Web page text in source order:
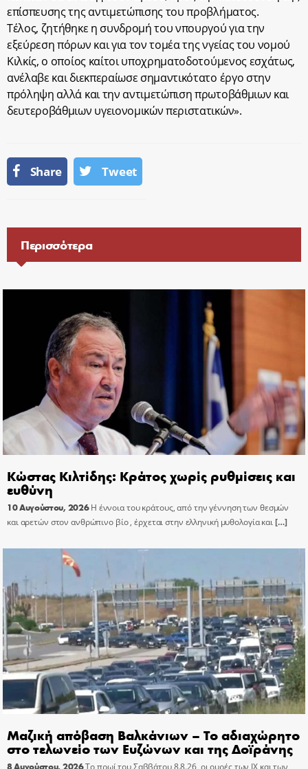
επίσπευσης της αντιμετώπισης του προβλήματος.
Τέλος, ζητήθηκε η συνδρομή του νπουργού για την
εξεύρεση πόρων και για τον τομέα της νγείας του νομού
Κιλκίς, ο οποίος καίτοι υποχρηματοδοτούμενος εσχάτως,
ανέλαβε και διεκπεραίωσε σημαντικότατο έργο στην
πρόληψη αλλά και την αντιμετώπιση πρωτοβάθμιων και
δευτεροβάθμιων υγειονομικών περιστατικών».
Share Tweet
Περισσότερα
Κώστας Κιλτίδης: Κράτος χωρίς ρυθμίσεις και
ευθύνη
10 Αυγούστου, 2026 Η έννοια του κράτους, από την γέννηση των θεσμών
και αρετών στον ανθρώπινο βίο , έρχεται στην ελληνική μυθολογία και[…]
Μαζική απόβαση Βαλκάνιων – Το αδιαχώρητο
στο τελωνείο των Ευζώνων και της Δοϊράνης
8 Αυγούστου, 2026Το πρωί του Σαββάτου 8.8.26, οι ουρές των ΙΧ και των